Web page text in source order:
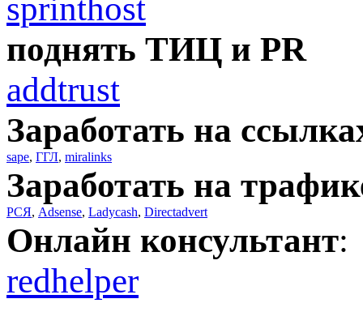
sprinthost
поднять ТИЦ и PR
addtrust
Заработать на
sape, ГГЛ, miralinks
Заработать на
РСЯ, Adsense, Ladycash, Directadvert
Онлайн консультант:
redhelper